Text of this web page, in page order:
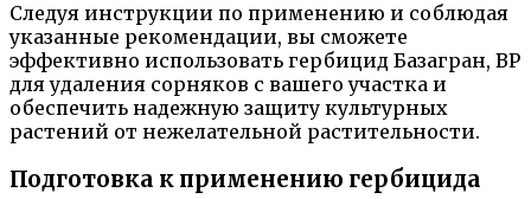
Следуя инструкции по применению и соблюдая
указанные рекомендации, вы сможете
эффективно использовать гербицид Базагран, ВР
для удаления сорняков с вашего участка и
обеспечить надежную защиту культурных
растений от нежелательной растительности.
Подготовка к применению гербицида